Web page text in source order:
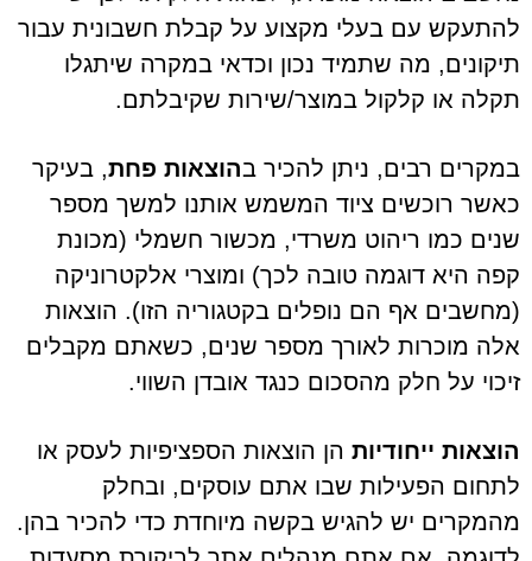
להתעקש עם בעלי מקצוע על קבלת חשבונית עבור
תיקונים, מה שתמיד נכון וכדאי במקרה שיתגלו
תקלה או קלקול במוצר/שירות שקיבלתם.
במקרים רבים, ניתן להכיר בהוצאות פחת, בעיקר
כאשר רוכשים ציוד המשמש אותנו למשך מספר
שנים כמו ריהוט משרדי, מכשור חשמלי (מכונת
קפה היא דוגמה טובה לכך) ומוצרי אלקטרוניקה
(מחשבים אף הם נופלים בקטגוריה הזו). הוצאות
אלה מוכרות לאורך מספר שנים, כשאתם מקבלים
זיכוי על חלק מהסכום כנגד אובדן השווי.
הוצאות ייחודיותהן הוצאות הספציפיות לעסק או
לתחום הפעילות שבו אתם עוסקים, ובחלק
מהמקרים יש להגיש בקשה מיוחדת כדי להכיר בהן.